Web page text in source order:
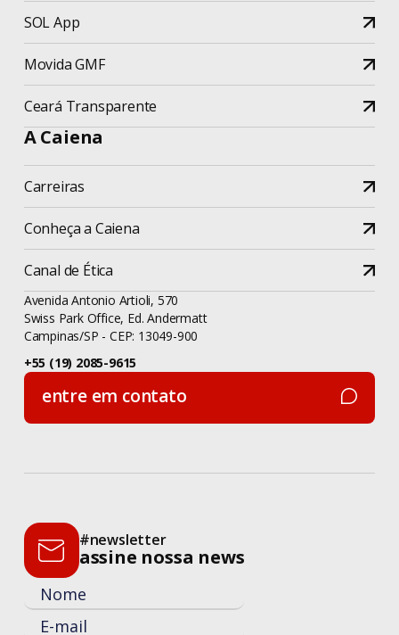
SOL App
Movida GMF
Ceará Transparente
A Caiena
Carreiras
Conheça a Caiena
Canal de Ética
Avenida Antonio Artioli, 570
Swiss Park Office, Ed. Andermatt
Campinas/SP - CEP: 13049-900
+55 (19) 2085-9615
entre em contato
entre em contato
#newsletter
assine nossa news